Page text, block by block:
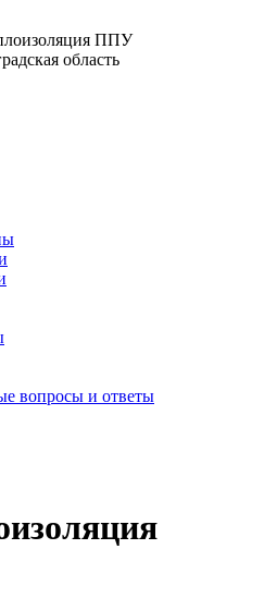
ППУ
область
вопросы и ответы